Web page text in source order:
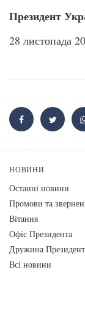
Президент
28 листопада
НОВИНИ
Останні новини
Промови та
Вiтання
Офіс Президента
Дружина
Всі новини